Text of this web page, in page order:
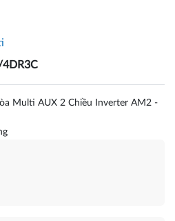
Multi AUX 2 Chiều Inverter AM2 -